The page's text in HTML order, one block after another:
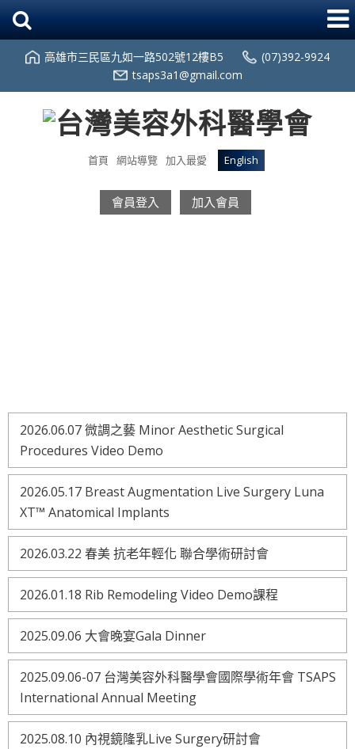
高雄市三民區九如一路502號12樓B5
(07)392-9924
tsaps3a1@gmail.com
首頁 網站導覽 加入最愛 English
會員登入 加入會員
2026.06.07 微調之藝 Minor Aesthetic Surgical
Procedures Video Demo
2026.05.17 Breast Augmentation Live Surgery Luna
XT™ Anatomical Implants
2026.03.22 春美 抗老年輕化 聯合學術研討會
2026.01.18 Rib Remodeling Video Demo課程
2025.09.06 大會晚宴Gala Dinner
2025.09.06-07 台灣美容外科醫學會國際學術年會 TSAPS
International Annual Meeting
2025.08.10 內視鏡隆乳Live Surgery研討會